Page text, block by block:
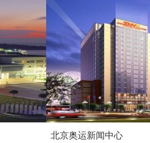
北京奥运新闻中心